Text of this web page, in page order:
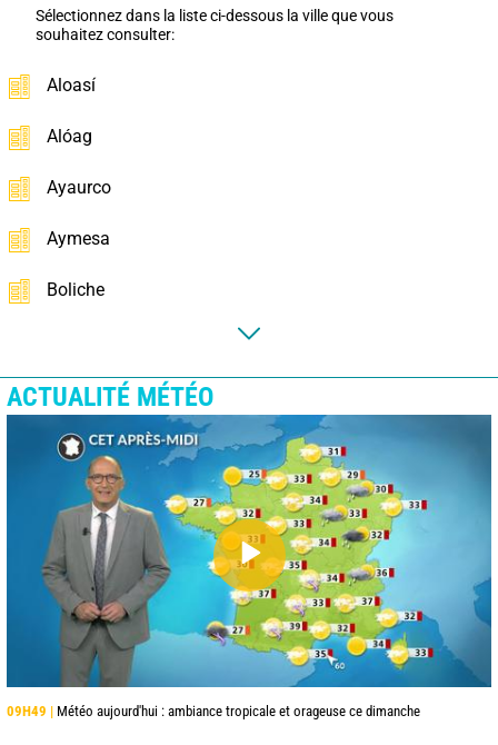
Sélectionnez dans la liste ci-dessous la ville que vous
souhaitez consulter:
Aloasí
Alóag
Ayaurco
Aymesa
Boliche
ACTUALITÉ MÉTÉO
09H49 | Météo aujourd'hui : ambiance tropicale et orageuse ce dimanche